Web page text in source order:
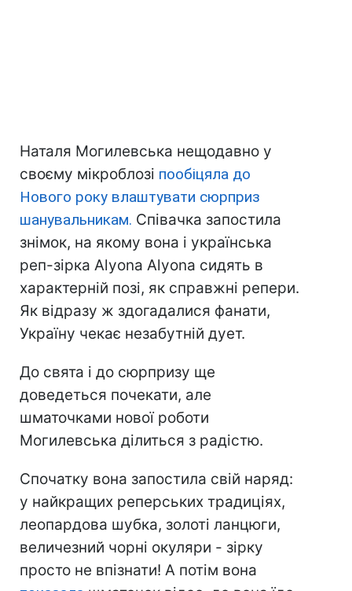
Наталя Могилевська нещодавно у
своєму мікроблозі пообіцяла до
Нового року влаштувати сюрприз
шанувальникам. Співачка запостила
знімок, на якому вона і українська
реп-зірка Alyona Alyona сидять в
характерній позі, як справжні репери.
Як відразу ж здогадалися фанати,
Україну чекає незабутній дует.
До свята і до сюрпризу ще
доведеться почекати, але
шматочками нової роботи
Могилевська ділиться з радістю.
Спочатку вона запостила свій наряд:
у найкращих реперських традиціях,
леопардова шубка, золоті ланцюги,
величезний чорні окуляри - зірку
просто не впізнати! А потім вона